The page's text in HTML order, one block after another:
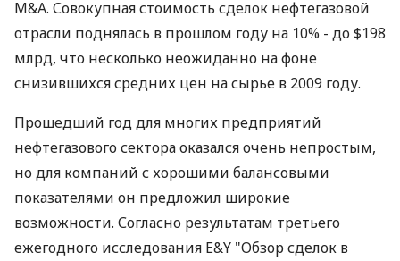
M&A. Совокупная стоимость сделок нефтегазовой
отрасли поднялась в прошлом году на 10% - до $198
млрд, что несколько неожиданно на фоне
снизившихся средних цен на сырье в 2009 году.
Прошедший год для многих предприятий
нефтегазового сектора оказался очень непростым,
но для компаний с хорошими балансовыми
показателями он предложил широкие
возможности. Согласно результатам третьего
ежегодного исследования E&Y "Обзор сделок в